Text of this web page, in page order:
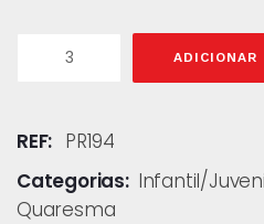
ADICIONAR
REF: PR194
Categorias: Infantil/
Quaresma